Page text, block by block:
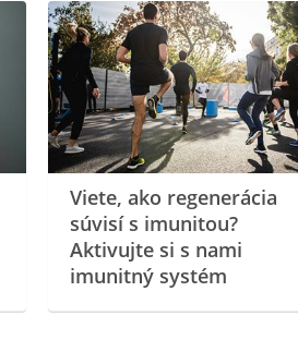
Viete, ako regenerácia
súvisí s imunitou?
Aktivujte si s nami
imunitný systém